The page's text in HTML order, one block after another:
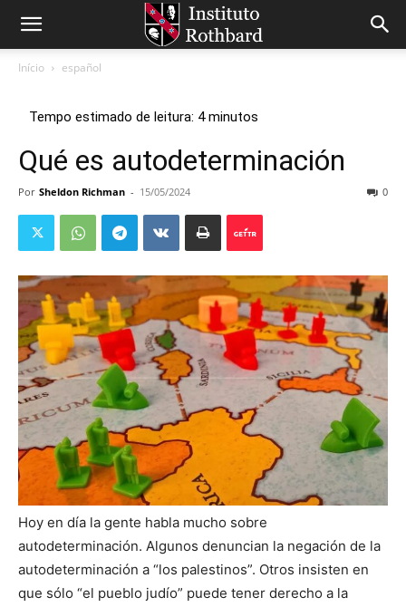
Início español
Qué es autodeterminación
Por Sheldon Richman - 15/05/2024 0
Hoy en día la gente habla mucho sobre
autodeterminación. Algunos denuncian la negación de la
autodeterminación a “los palestinos”. Otros insisten en
que sólo “el pueblo judío” puede tener derecho a la